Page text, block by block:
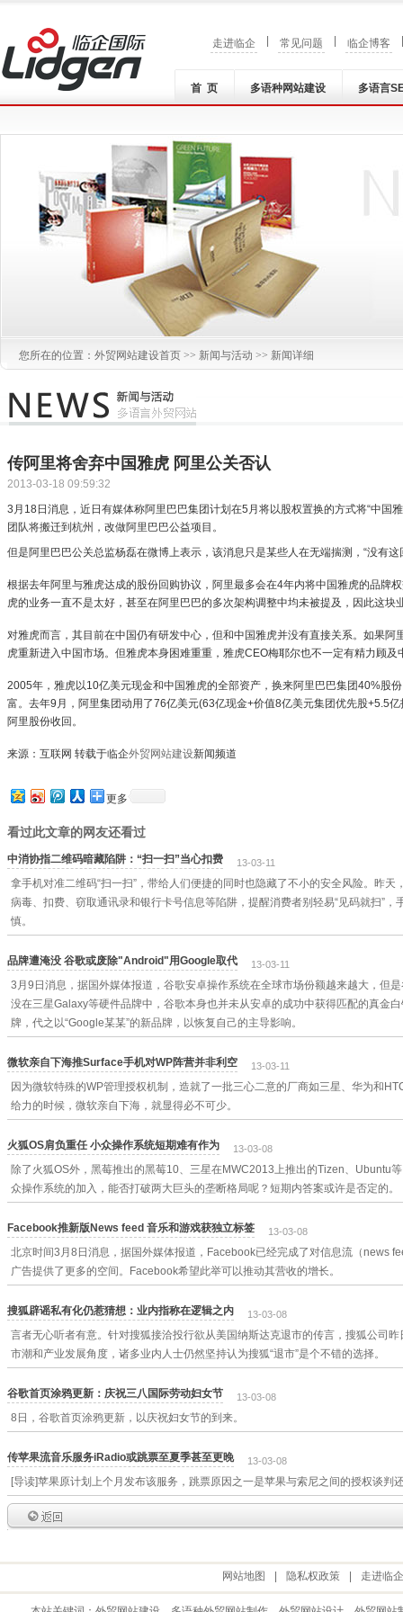
走进临企 常见问题 临企博客
首 页 多语种网站建设 多语言
您所在的位置： 外贸网站建设首页 >> 新闻与活动 >> 新闻详细
传阿里将舍弃中国雅虎 阿里公关否认
2013-03-18 09:59:32
3月18日消息，近日有媒体称阿里巴巴集团计划在5月将以股权置换的方式将“中国
团队将搬迁到杭州，改做阿里巴巴公益项目。
但是阿里巴巴公关总监杨磊在微博上表示，该消息只是某些人在无端揣测，“没有这
根据去年阿里与雅虎达成的股份回购协议，阿里最多会在4年内将中国雅虎的品牌
虎的业务一直不是太好，甚至在阿里巴巴的多次架构调整中均未被提及，因此这块
对雅虎而言，其目前在中国仍有研发中心，但和中国雅虎并没有直接关系。如果阿
虎重新进入中国市场。但雅虎本身困难重重，雅虎CEO梅耶尔也不一定有精力顾及
2005年，雅虎以10亿美元现金和中国雅虎的全部资产，换来阿里巴巴集团40%股
富。去年9月，阿里集团动用了76亿美元(63亿现金+价值8亿美元集团优先股+5.5
阿里股份收回。
来源：互联网 转载于临企外贸网站建设新闻频道
更多
看过此文章的网友还看过
中消协指二维码暗藏陷阱：“扫一扫”当心扣费 13-03-11
拿手机对准二维码“扫一扫”，带给人们便捷的同时也隐藏了不小的安全风险。昨
病毒、扣费、窃取通讯录和银行卡号信息等陷阱，提醒消费者别轻易“见码就扫”
慎。
品牌遭淹没 谷歌或废除"Android"用Google取代 13-03-11
3月9日消息，据国外媒体报道，谷歌安卓操作系统在全球市场份额越来越大，但
没在三星Galaxy等硬件品牌中，谷歌本身也并未从安卓的成功中获得匹配的真金
牌，代之以“Google某某”的新品牌，以恢复自己的主导影响。
微软亲自下海推Surface手机对WP阵营并非利空 13-03-11
因为微软特殊的WP管理授权机制，造就了一批三心二意的厂商如三星、华为和
给力的时候，微软亲自下海，就显得必不可少。
火狐OS肩负重任 小众操作系统短期难有作为 13-03-08
除了火狐OS外，黑莓推出的黑莓10、三星在MWC2013上推出的Tizen、Ubuntu
众操作系统的加入，能否打破两大巨头的垄断格局呢？短期内答案或许是否定的。
Facebook推新版News feed 音乐和游戏获独立标签 13-03-08
北京时间3月8日消息，据国外媒体报道，Facebook已经完成了对信息流（news
广告提供了更多的空间。Facebook希望此举可以推动其营收的增长。
搜狐辟谣私有化仍惹猜想：业内指称在逻辑之内 13-03-08
言者无心听者有意。针对搜狐接洽投行欲从美国纳斯达克退市的传言，搜狐公司
市潮和产业发展角度，诸多业内人士仍然坚持认为搜狐“退市”是个不错的选择。
谷歌首页涂鸦更新：庆祝三八国际劳动妇女节 13-03-08
8日，谷歌首页涂鸦更新，以庆祝妇女节的到来。
传苹果流音乐服务iRadio或跳票至夏季甚至更晚 13-03-08
[导读]苹果原计划上个月发布该服务，跳票原因之一是苹果与索尼之间的授权谈判
网站地图 隐私权政策 走进临企